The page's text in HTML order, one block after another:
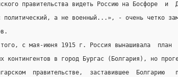
правительства видеть Россию на Босфоре  и
политический, а не военный...», - очень четко
с мая-июня 1915 г. Россия вынашивала  план
контингентов в город Бургас (Болгария), но
правительстве,  заставившее  Болгарию